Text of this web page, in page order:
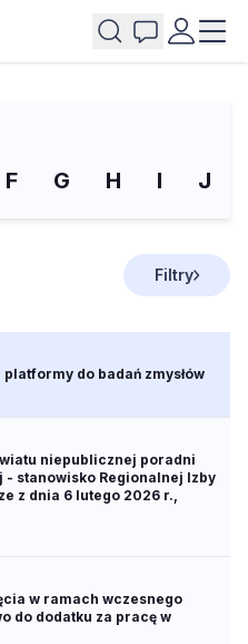
F G H I J
Filtry
do badań zmysłów
niepublicznej poradni
stanowisko Regionalnej Izby
z dnia 6 lutego 2026 r.,
w ramach wczesnego
do dodatku za pracę w